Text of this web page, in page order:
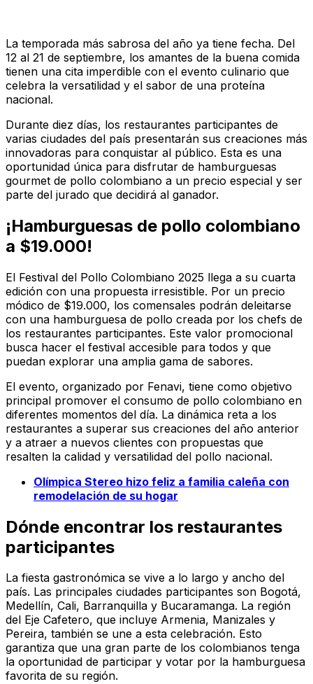
La temporada más sabrosa del año ya tiene fecha. Del
12 al 21 de septiembre, los amantes de la buena comida
tienen una cita imperdible con el evento culinario que
celebra la versatilidad y el sabor de una proteína
nacional.
Durante diez días, los restaurantes participantes de
varias ciudades del país presentarán sus creaciones más
innovadoras para conquistar al público. Esta es una
oportunidad única para disfrutar de hamburguesas
gourmet de pollo colombiano a un precio especial y ser
parte del jurado que decidirá al ganador.
¡Hamburguesas de pollo colombiano
a $19.000!
El Festival del Pollo Colombiano 2025 llega a su cuarta
edición con una propuesta irresistible. Por un precio
módico de $19.000, los comensales podrán deleitarse
con una hamburguesa de pollo creada por los chefs de
los restaurantes participantes. Este valor promocional
busca hacer el festival accesible para todos y que
puedan explorar una amplia gama de sabores.
El evento, organizado por Fenavi, tiene como objetivo
principal promover el consumo de pollo colombiano en
diferentes momentos del día. La dinámica reta a los
restaurantes a superar sus creaciones del año anterior
y a atraer a nuevos clientes con propuestas que
resalten la calidad y versatilidad del pollo nacional.
Olímpica Stereo hizo feliz a familia caleña con
remodelación de su hogar
Dónde encontrar los restaurantes
participantes
La fiesta gastronómica se vive a lo largo y ancho del
país. Las principales ciudades participantes son Bogotá,
Medellín, Cali, Barranquilla y Bucaramanga. La región
del Eje Cafetero, que incluye Armenia, Manizales y
Pereira, también se une a esta celebración. Esto
garantiza que una gran parte de los colombianos tenga
la oportunidad de participar y votar por la hamburguesa
favorita de su región.